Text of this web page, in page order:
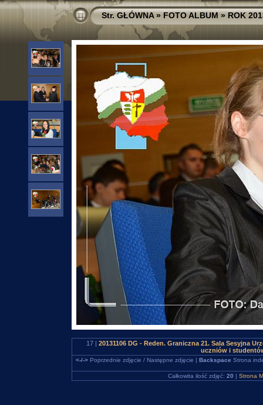
Str. GŁÓWNA»FOTO ALBUM»ROK
17 | 20131106 DG - Reden. Graniczna 21. Sala Sesyjna
uczniów i
<-/->Poprzednie zdjęcie / Następne zdjęcie | Backspace Strona
Całkowita ilość zdjęć: 20 | Strona